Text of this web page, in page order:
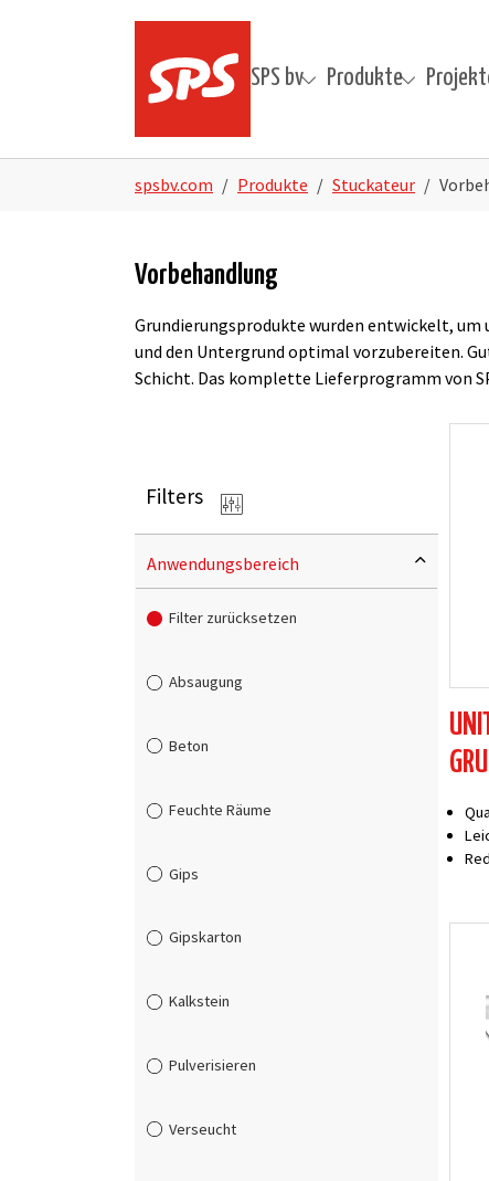
SPS bv Produkte
Submenu for
spsbv.com Produkte Stuckateur
Vorbehandlung
Grundierungsprodukte wurden entwickelt, um
und den Untergrund optimal vorzubereiten.
Schicht. Das komplette Lieferprogramm von
Anwendungsbereich
Filter zurücksetzen
Absaugung
Beton
Feuchte Räume
Gips
Gipskarton
Kalkstein
Pulverisieren
Verseucht